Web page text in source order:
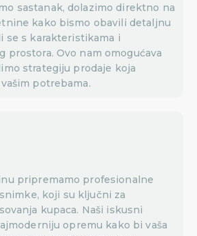
sastanak, dolazimo direktno na
kako bismo obavili detaljnu
se s karakteristikama i
prostora. Ovo nam omogućava
strategiju prodaje koja
potrebama.
pripremamo profesionalne
koji su ključni za
kupaca. Naši iskusni
opremu kako bi vaša